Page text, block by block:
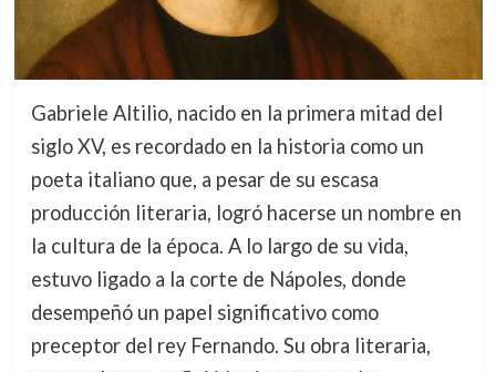
Gabriele Altilio, nacido en la primera mitad del
siglo XV, es recordado en la historia como un
poeta italiano que, a pesar de su escasa
producción literaria, logró hacerse un nombre en
la cultura de la época. A lo largo de su vida,
estuvo ligado a la corte de Nápoles, donde
desempeñó un papel significativo como
preceptor del rey Fernando. Su obra literaria,